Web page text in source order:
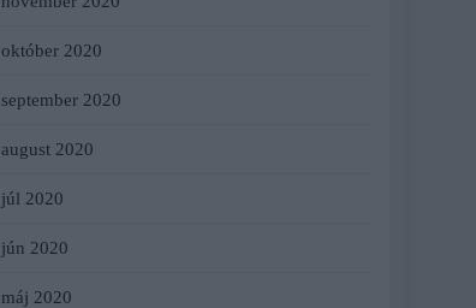
október 2020
september 2020
august 2020
júl 2020
jún 2020
máj 2020